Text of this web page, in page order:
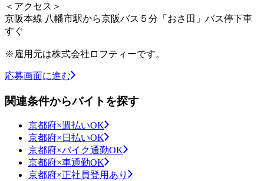
＜アクセス＞
京阪本線 八幡市駅から京阪バス５分「おさ田」バス停下車
すぐ
※雇用元は株式会社ロフティーです。
応募画面に進む
関連条件からバイトを探す
京都府×週払いOK
京都府×日払いOK
京都府×バイク通勤OK
京都府×車通勤OK
京都府×正社員登用あり